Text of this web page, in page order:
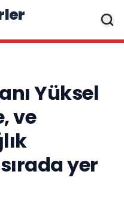
Yüksel
ve
yer